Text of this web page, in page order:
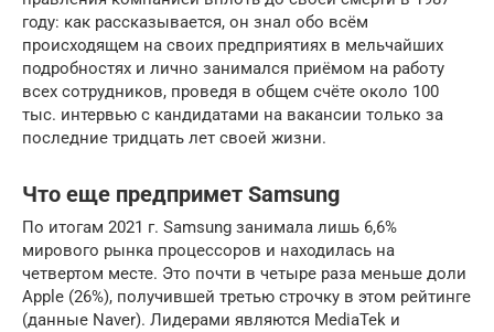
году: как рассказывается, он знал обо всём
происходящем на своих предприятиях в мельчайших
подробностях и лично занимался приёмом на работу
всех сотрудников, проведя в общем счёте около 100
тыс. интервью с кандидатами на вакансии только за
последние тридцать лет своей жизни.
Что еще предпримет Samsung
По итогам 2021 г. Samsung занимала лишь 6,6%
мирового рынка процессоров и находилась на
четвертом месте. Это почти в четыре раза меньше доли
Apple (26%), получившей третью строчку в этом рейтинге
(данные Naver). Лидерами являются MediaTek и